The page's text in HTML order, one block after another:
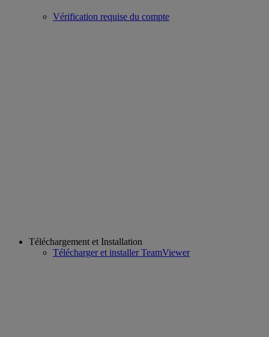
Vérification requise du compte
Téléchargement et Installation
Télécharger et installer TeamViewer